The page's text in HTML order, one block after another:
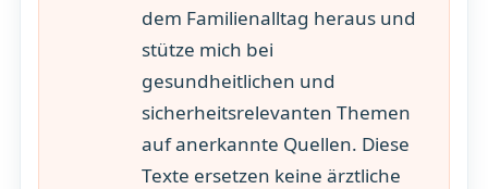
dem Familienalltag heraus und
stütze mich bei
gesundheitlichen und
sicherheitsrelevanten Themen
auf anerkannte Quellen. Diese
Texte ersetzen keine ärztliche